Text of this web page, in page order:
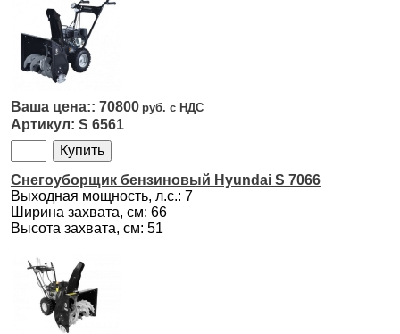
70800
S 6561
Снегоуборщик бензиновый Hyundai S 7066
Выходная мощность, л.с.: 7
Ширина захвата, см: 66
Высота захвата, см: 51